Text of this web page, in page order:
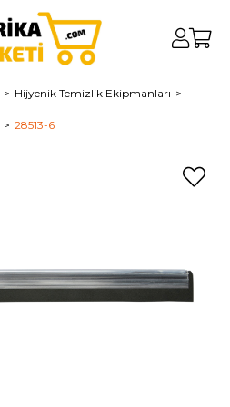
Hijyenik Temizlik Ekipmanları
28513-6